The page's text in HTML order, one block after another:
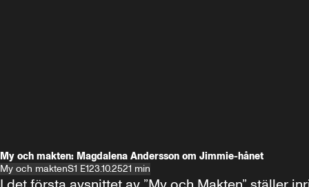
My och makten: Magdalena Andersson om Jimmie-hånet
My och maktenS1 E123.10.2521 min